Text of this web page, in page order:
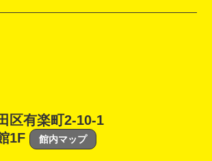
区有楽町2-10-1
1F
館内マップ